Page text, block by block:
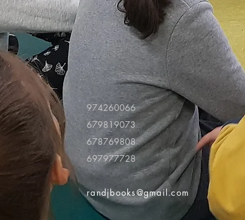
974260066
679819073
678769808
697977728
randjbooks@gmail.com